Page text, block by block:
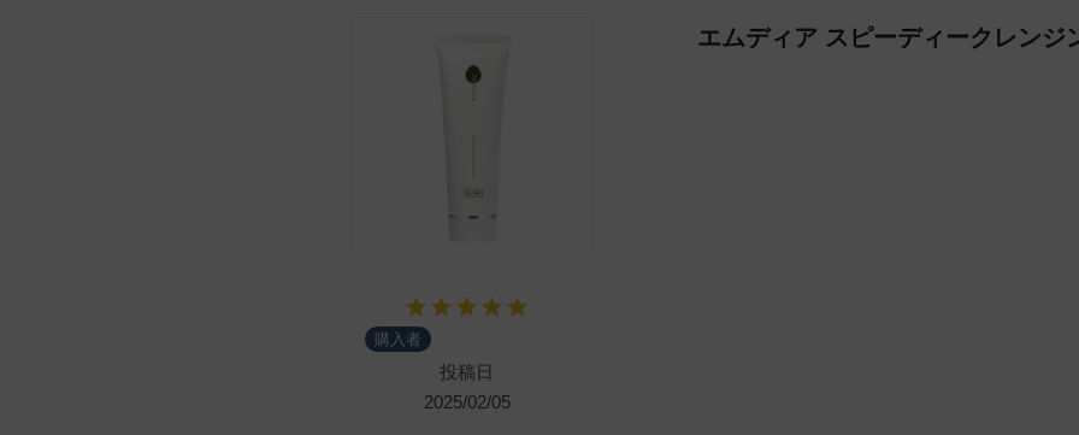
エムディア スピーディークレンジ
購入者
投稿日
2025/02/05